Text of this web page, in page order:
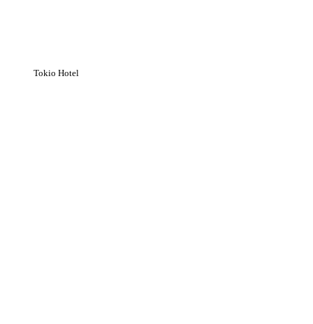
Tokio Hotel